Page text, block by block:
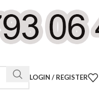
LOGIN / REGISTER